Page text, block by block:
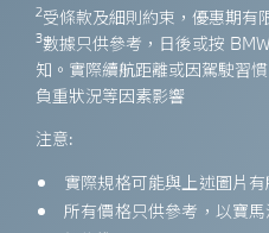
2受條款及細則約束，優惠期有
3數據只供參考，日後或按
知。實際續航距離或因駕駛習
負重狀況等因素影響
注意:
實際規格可能與上述圖片
所有價格只供參考，以寶